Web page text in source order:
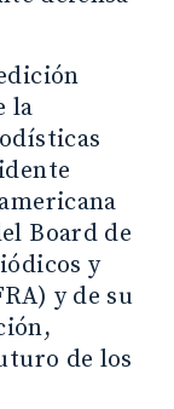
la
Board de
y
y de su
de los